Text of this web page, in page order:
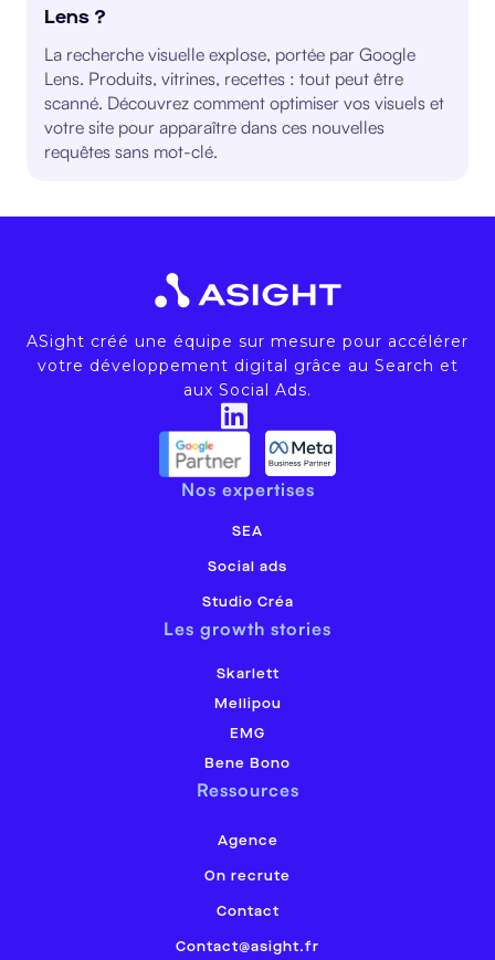
Lens ?
La recherche visuelle explose, portée par Google
Lens. Produits, vitrines, recettes : tout peut être
scanné. Découvrez comment optimiser vos visuels et
votre site pour apparaître dans ces nouvelles
requêtes sans mot-clé.
ASight créé une équipe sur mesure pour accélérer
votre développement digital grâce au Search et
aux Social Ads.
Nos expertises
SEA
Social ads
Studio Créa
Les growth stories
Skarlett
Mellipou
EMG
Bene Bono
Ressources
Agence
On recrute
Contact
Contact@asight.fr